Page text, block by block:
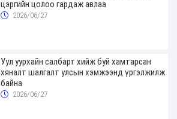
цэргийн цолоо гардаж авлаа
2026/06/27
Уул уурхайн салбарт хийж буй хамтарсан
хяналт шалгалт улсын хэмжээнд үргэлжилж
байна
2026/06/27